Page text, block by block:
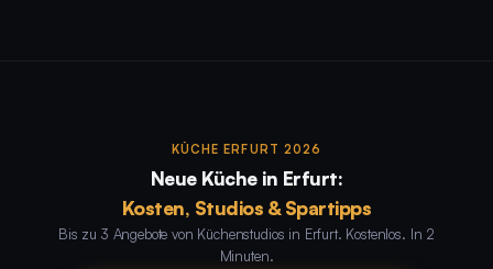
KÜCHE ERFURT 2026
Neue Küche in Erfurt:
Kosten, Studios & Spartipps
Bis zu 3 Angebote von Küchenstudios in Erfurt. Kostenlos. In 2
Minuten.